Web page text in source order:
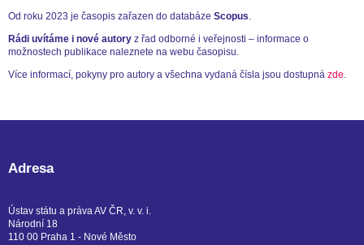
Od roku 2023 je časopis zařazen do databáze Scopus
Rádi uvítáme i nové autory z řad odborné i veřejnosti – informace o
možnostech publikace naleznete na webu časopisu.
Více informací, pokyny pro autory a všechna vydaná čísla jsou dostupná zde
Adresa
Ústav státu a práva AV ČR, v. v. i.
Národní 18
110 00 Praha 1 - Nové Město